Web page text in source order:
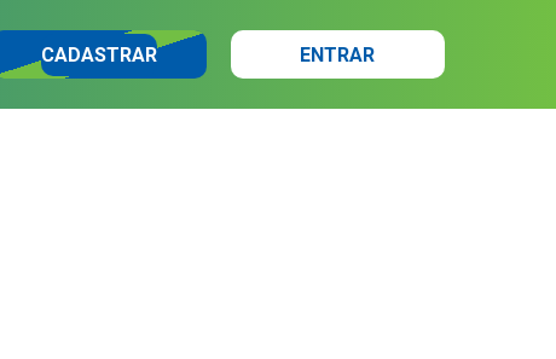
CADASTRAR ENTRAR